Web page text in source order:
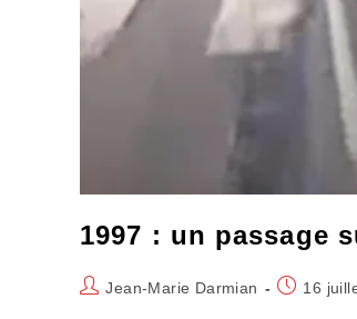
1997 : un passage
Auteur/autrice
Jean-Marie Darmian
Publication
16